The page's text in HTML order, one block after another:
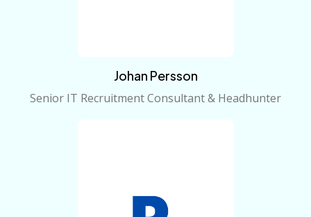
Johan Persson
Senior IT Recruitment Consultant & Headhunter